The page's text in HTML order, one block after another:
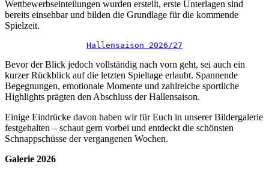
Wettbewerbseinteilungen wurden erstellt, erste Unterlagen sind
bereits einsehbar und bilden die Grundlage für die kommende
Spielzeit.
Hallensaison 2026/27
Bevor der Blick jedoch vollständig nach vorn geht, sei auch ein
kurzer Rückblick auf die letzten Spieltage erlaubt. Spannende
Begegnungen, emotionale Momente und zahlreiche sportliche
Highlights prägten den Abschluss der Hallensaison.
Einige Eindrücke davon haben wir für Euch in unserer Bildergalerie
festgehalten – schaut gern vorbei und entdeckt die schönsten
Schnappschüsse der vergangenen Wochen.
Galerie 2026